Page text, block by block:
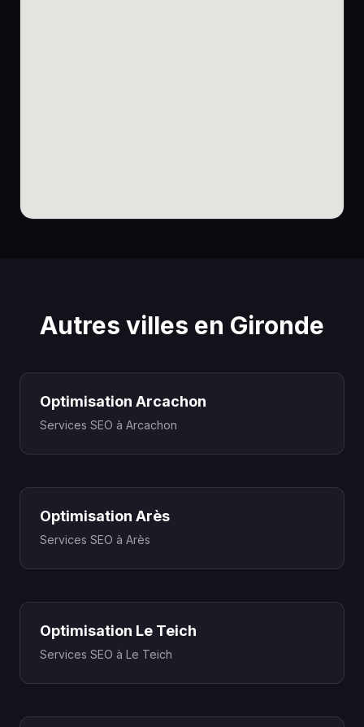
Autres villes en Gironde
Optimisation Arcachon
Services SEO à Arcachon
Optimisation Arès
Services SEO à Arès
Optimisation Le Teich
Services SEO à Le Teich